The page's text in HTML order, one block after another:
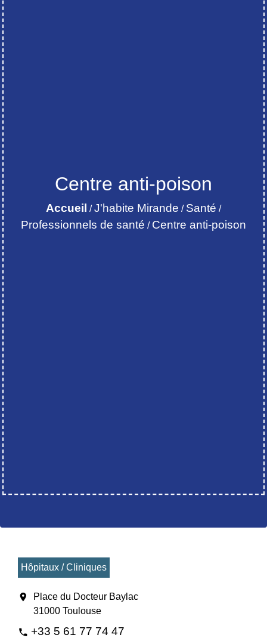
Centre anti-poison
Accueil /J'habite Mirande / Santé /
Professionnels de santé / Centre anti-poison
Hôpitaux / Cliniques
location_on
Place du Docteur Baylac
31000 Toulouse
phone +33 5 61 77 74 47